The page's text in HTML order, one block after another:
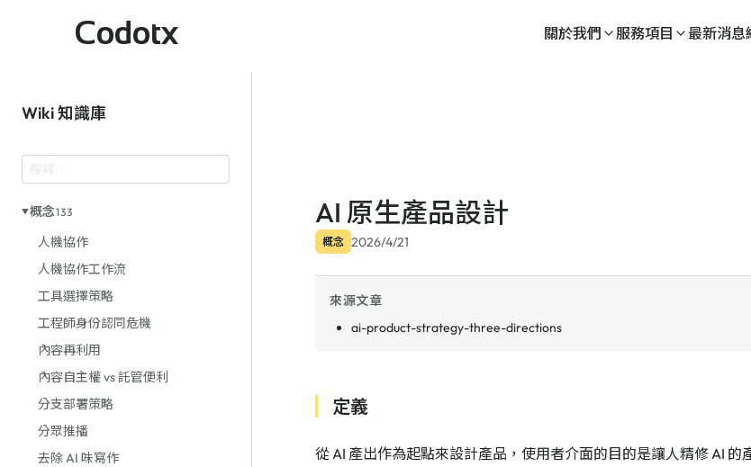
Codotx 關於我們 服務項目 最新消息
Wiki 知識庫
概念133
人機協作
人機協作工作流
工具選擇策略
工程師身份認同危機
內容再利用
內容自主權 vs 託管便利
分支部署策略
分眾推播
去除 AI 味寫作
AI 原生產品設計
概念 2026/4/21
來源文章
ai-product-strategy-three-directions
定義
從 AI 產出作為起點來設計產品，使用者介面的目的是讓人精修 AI